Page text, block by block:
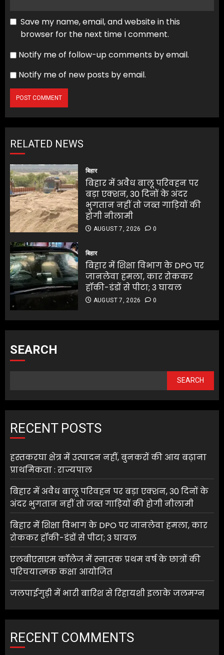
Save my name, email, and website in this
browser for the next time I comment.
Notify me of follow-up comments by email.
Notify me of new posts by email.
RELATED NEWS
बिहार
बिहार में अवैध बालू परिवहन पर
बड़ा एक्शन, 30 दिनों के अंदर
भुगतान नहीं तो जब्त गाड़ियों की
होगी नीलामी
AUGUST 7, 2026 0
बिहार
बिहार में शिक्षा विभाग के DPO पर
जानलेवा हमला, कार रोककर
हॉकी-डंडों से पीटा; 3 घायल
AUGUST 7, 2026 0
SEARCH
SEARCH
RECENT POSTS
हस्तकरघा क्षेत्र में उत्पादन नहीं, बुनकरों की आय बढ़ाना
प्राथमिकता : राज्यपाल
बिहार में अवैध बालू परिवहन पर बड़ा एक्शन, 30 दिनों के
अंदर भुगतान नहीं तो जब्त गाड़ियों की होगी नीलामी
बिहार में शिक्षा विभाग के DPO पर जानलेवा हमला, कार
रोककर हॉकी-डंडों से पीटा; 3 घायल
एलबीएसएम कॉलेज में स्नातक प्रथम वर्ष के छात्रों की
परिचयात्मक कक्षा आयोजित
जलपाईगुड़ी में भारी बारिश से रिहायशी इलाके जलमग्न
RECENT COMMENTS